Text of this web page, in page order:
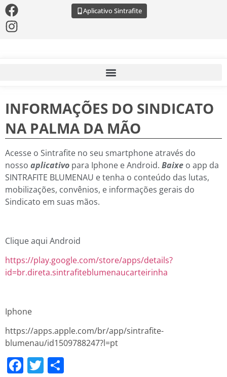
Aplicativo Sintrafite
INFORMAÇÕES DO SINDICATO
NA PALMA DA MÃO
Acesse o Sintrafite no seu smartphone através do
nosso aplicativo para Iphone e Android. Baixe o app da
SINTRAFITE BLUMENAU e tenha o conteúdo das lutas,
mobilizações, convênios, e informações gerais do
Sindicato em suas mãos.
Clique aqui Android
https://play.google.com/store/apps/details?
id=br.direta.sintrafiteblumenaucarteirinha
Iphone
https://apps.apple.com/br/app/sintrafite-
blumenau/id1509788247?l=pt
Facebook
Twitter